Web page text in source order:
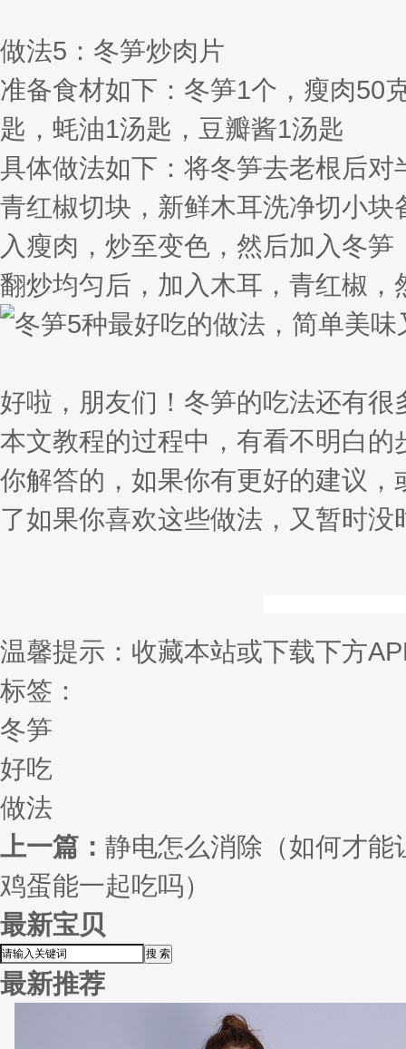
做法5：冬笋炒肉片
准备食材如下：冬笋1个，瘦肉50
匙，蚝油1汤匙，豆瓣酱1汤匙
具体做法如下：将冬笋去老根后
青红椒切块，新鲜木耳洗净切小
入瘦肉，炒至变色，然后加入冬
翻炒均匀后，加入木耳，青红椒
好啦，朋友们！冬笋的吃法还有
本文教程的过程中，有看不明白
你解答的，如果你有更好的建议
了如果你喜欢这些做法，又暂时
温馨提示：收藏本站或下载下方
标签：
冬笋
好吃
做法
上一篇： 静电怎么消除（如何才能
鸡蛋能一起吃吗）
最新宝贝
最新推荐